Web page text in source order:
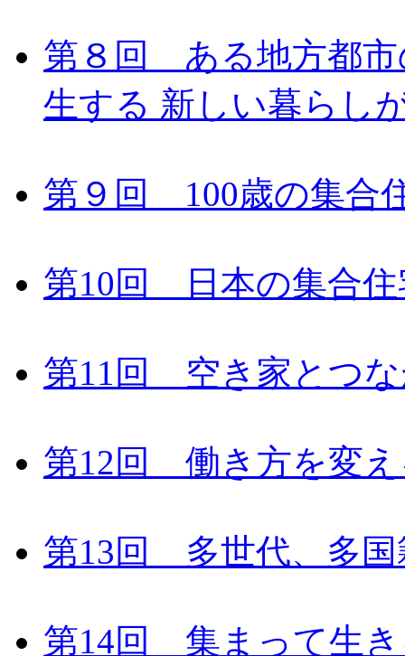
第８回 ある地方都市
生する 新しい暮らし
第９回 100歳の集合
第10回 日本の集合住
第11回 空き家とつな
第12回 働き方を変え
第13回 多世代、多国
第14回 集まって生